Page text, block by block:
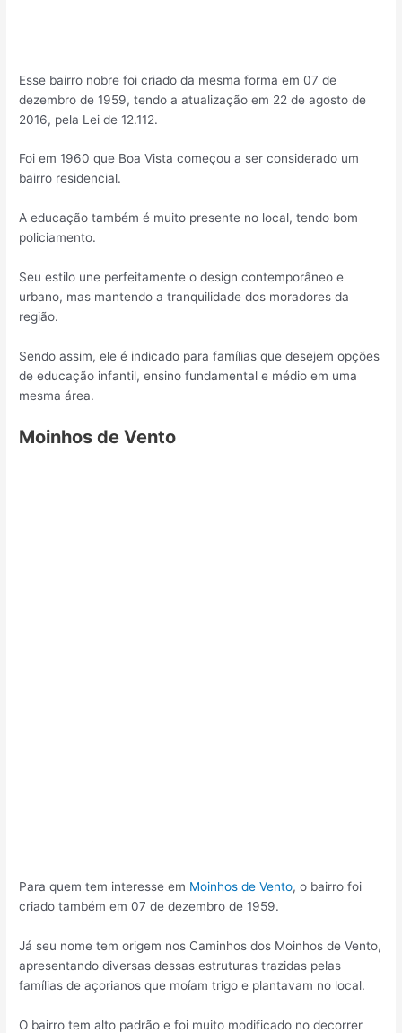
Esse bairro nobre foi criado da mesma forma em 07 de
dezembro de 1959, tendo a atualização em 22 de agosto de
2016, pela Lei de 12.112.
Foi em 1960 que Boa Vista começou a ser considerado um
bairro residencial.
A educação também é muito presente no local, tendo bom
policiamento.
Seu estilo une perfeitamente o design contemporâneo e
urbano, mas mantendo a tranquilidade dos moradores da
região.
Sendo assim, ele é indicado para famílias que desejem opções
de educação infantil, ensino fundamental e médio em uma
mesma área.
Moinhos de Vento
Para quem tem interesse em Moinhos de Vento, o bairro foi
criado também em 07 de dezembro de 1959.
Já seu nome tem origem nos Caminhos dos Moinhos de Vento,
apresentando diversas dessas estruturas trazidas pelas
famílias de açorianos que moíam trigo e plantavam no local.
O bairro tem alto padrão e foi muito modificado no decorrer